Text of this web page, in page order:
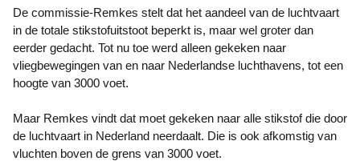
De commissie-Remkes stelt dat het aandeel van de luchtvaart
in de totale stikstofuitstoot beperkt is, maar wel groter dan
eerder gedacht. Tot nu toe werd alleen gekeken naar
vliegbewegingen van en naar Nederlandse luchthavens, tot een
hoogte van 3000 voet.
Maar Remkes vindt dat moet gekeken naar alle stikstof die door
de luchtvaart in Nederland neerdaalt. Die is ook afkomstig van
vluchten boven de grens van 3000 voet.